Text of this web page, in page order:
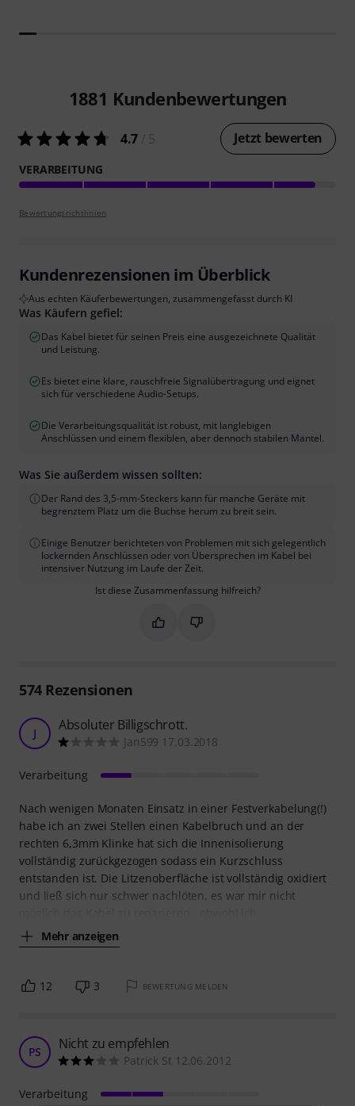
1881 Kundenbewertungen
4.7 Jetzt bewerten
VERARBEITUNG
Bewertungsrichtlinien
Kundenrezensionen im Überblick
Aus echten Käuferbewertungen, zusammengefasst durch KI
Was Käufern gefiel:
Das Kabel bietet für seinen Preis eine ausgezeichnete Qualität
und Leistung.
Es bietet eine klare, rauschfreie Signalübertragung und eignet
sich für verschiedene Audio-Setups.
Die Verarbeitungsqualität ist robust, mit langlebigen
Anschlüssen und einem flexiblen, aber dennoch stabilen Mantel.
Was Sie außerdem wissen sollten:
Der Rand des 3,5-mm-Steckers kann für manche Geräte mit
begrenztem Platz um die Buchse herum zu breit sein.
Einige Benutzer berichteten von Problemen mit sich gelegentlich
lockernden Anschlüssen oder von Übersprechen im Kabel bei
intensiver Nutzung im Laufe der Zeit.
Ist diese Zusammenfassung hilfreich?
Markieren Sie diese
Markieren Sie diese
574Rezensionen
J Absoluter Billigschrott.
Jan599 17.03.2018
Nach wenigen Monaten Einsatz in einer Festverkabelung(!)
habe ich an zwei Stellen einen Kabelbruch und an der
rechten 6,3mm Klinke hat sich die Innenisolierung
vollständig zurückgezogen sodass ein Kurzschluss
entstanden ist. Die Litzenoberfläche ist vollständig oxidiert
und ließ sich nur schwer nachlöten, es war mir nicht
Mehr anzeigen
Verarbeitung
12 3 BEWERTUNG MELDEN
PS Nicht zu empfehlen
Patrick St 12.06.2012
Verarbeitung